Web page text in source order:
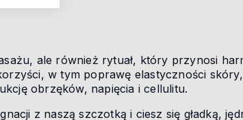
ale również rytuał, który przynosi
w tym poprawę elastyczności
obrzęków, napięcia i cellulitu.
z naszą szczotką i ciesz się gładką,